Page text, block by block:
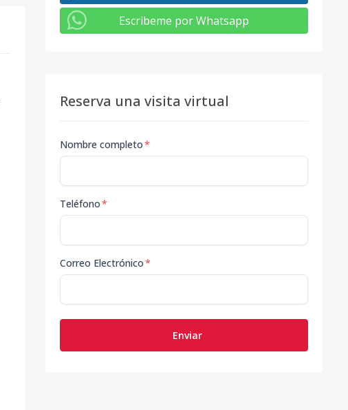
Escribeme por Whatsapp
Reserva una visita virtual
Nombre completo*
Teléfono*
Correo Electrónico*
Enviar